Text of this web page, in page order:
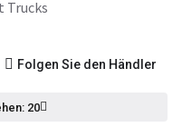
Trucks
Folgen Sie den Händler
20